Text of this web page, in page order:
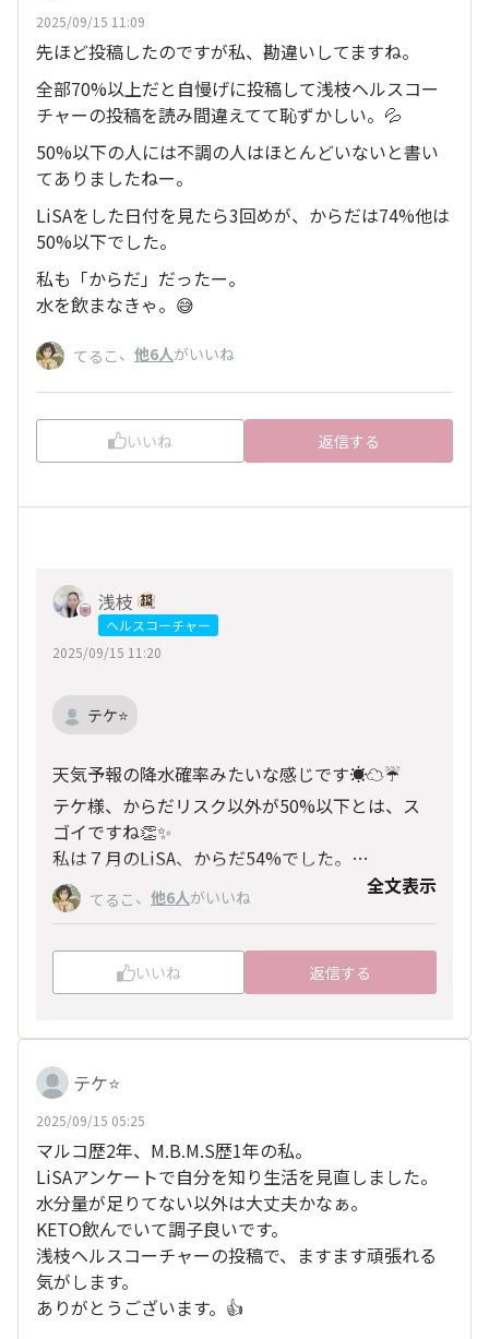
2025/09/15 11:09
先ほど投稿したのですが私、勘違いしてますね。
全部70%以上だと自慢げに投稿して浅枝ヘルスコー
チャーの投稿を読み間違えてて恥ずかしい。💦
50%以下の人には不調の人はほとんどいないと書い
てありましたねー。
LiSAをした日付を見たら3回めが、からだは74%他は
50%以下でした。
私も「からだ」だったー。
水を飲まなきゃ。😅
てるこ 、 他6人がいいね
いいね 返信する
浅枝
ヘルスコーチャー
2025/09/15 11:20
テケ⭐️
天気予報の降水確率みたいな感じです☀☁☔️
テケ様、からだリスク以外が50%以下とは、ス
ゴイですね👏✨️
私は７月のLiSA、からだ54%でした。
まだまだです😅甘いもの食べたいです💦KETO必
須💊 てるこ 、 他6人がいいね 全文表示
いいね 返信する
テケ⭐️
2025/09/15 05:25
マルコ歴2年、M.B.M.S歴1年の私。
LiSAアンケートで自分を知り生活を見直しました。
水分量が足りてない以外は大丈夫かなぁ。
KETO飲んでいて調子良いです。
浅枝ヘルスコーチャーの投稿で、ますます頑張れる
気がします。
ありがとうございます。👍